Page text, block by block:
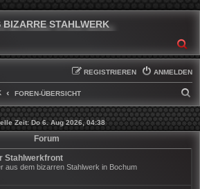
BIZARRE STAHLWERK
ANMELDEN
REGISTRIEREN
FOREN-ÜBERSICHT
U
C
Zeit: Do 6. Aug 2026, 04:38
Forum
Stahlwerkfront
aus dem bizarren Stahlwerk in Bochum